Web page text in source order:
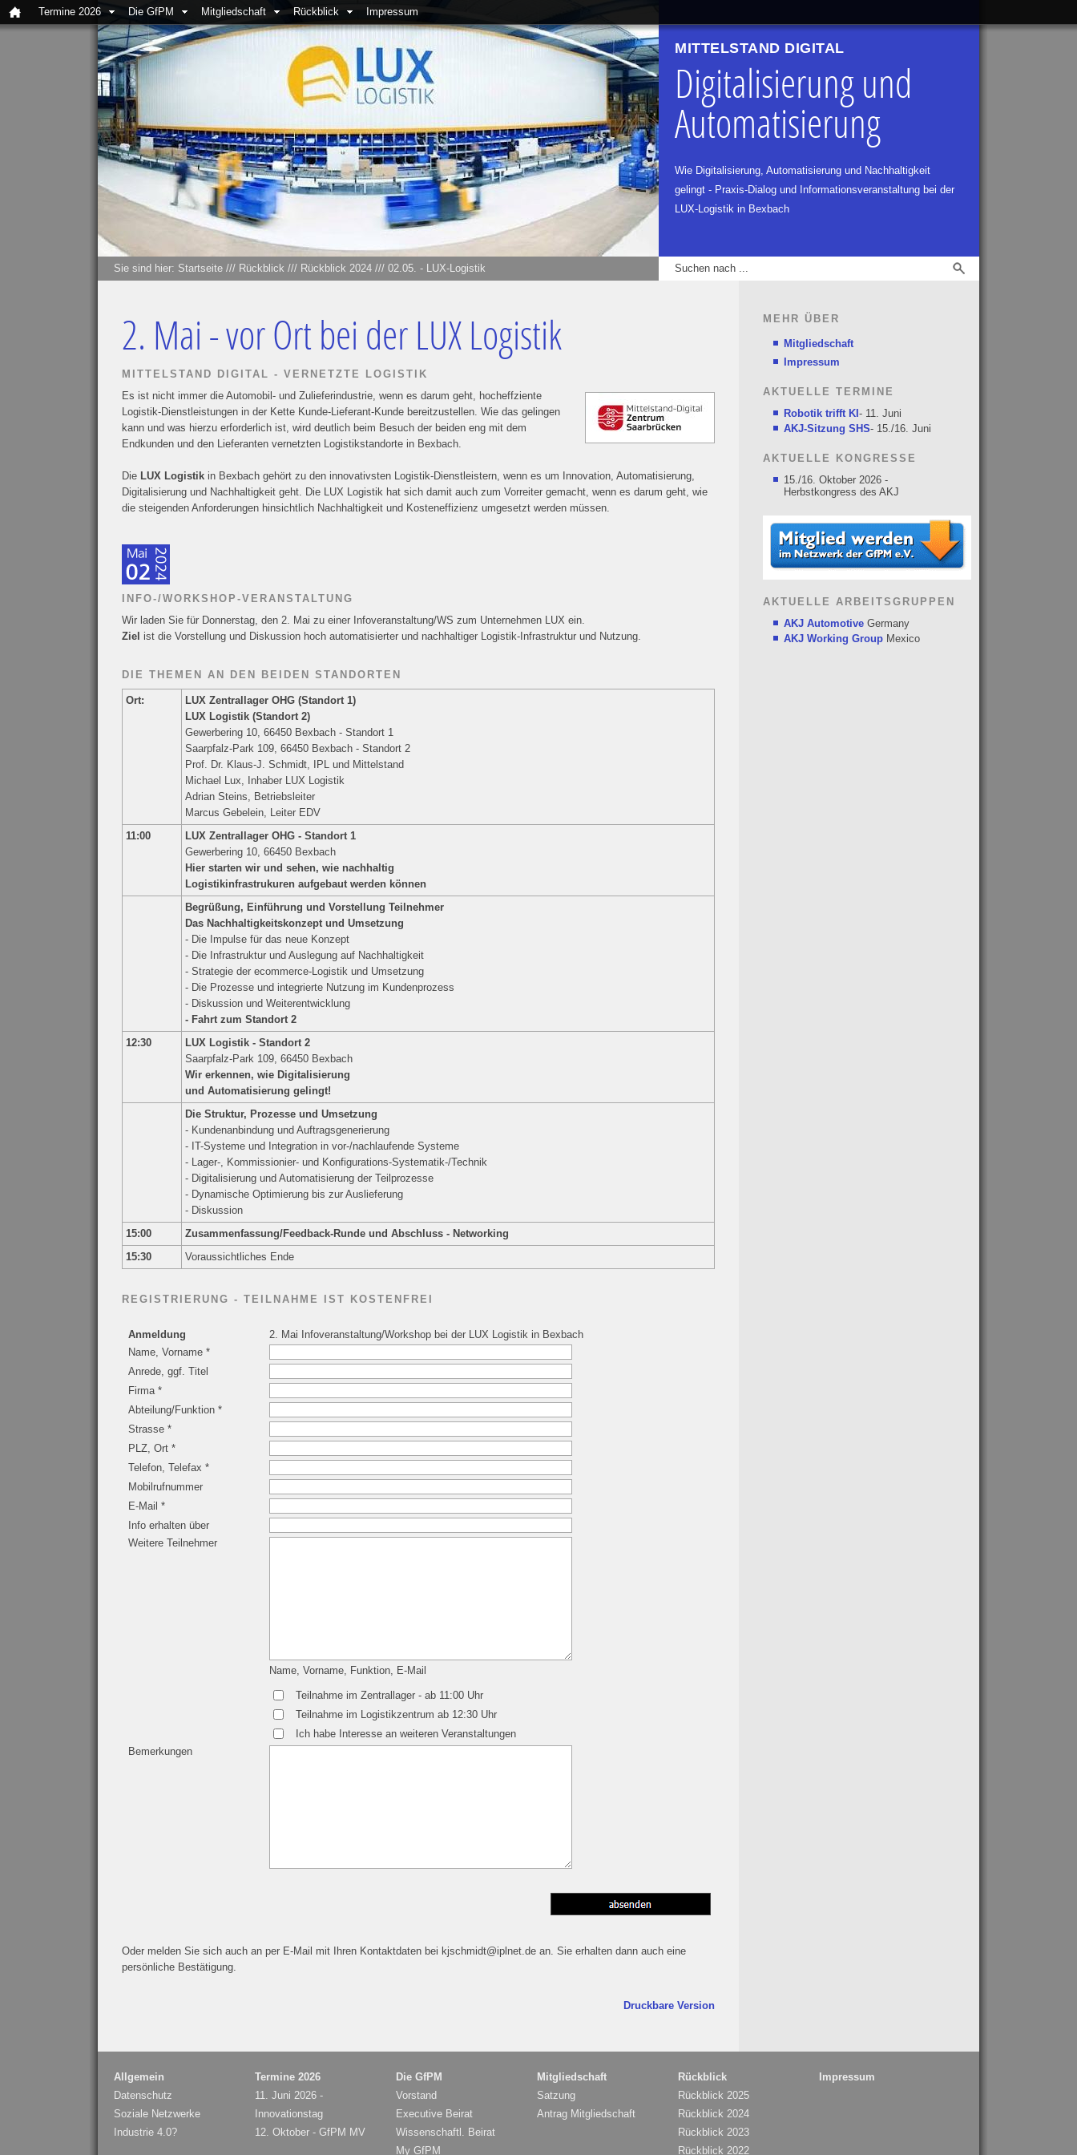
Termine 2026 Die GfPM Mitgliedschaft Rückblick Impressum
MITTELSTAND DIGITAL
Digitalisierung und
Automatisierung
Wie Digitalisierung, Automatisierung und Nachhaltigkeit
gelingt - Praxis-Dialog und Informationsveranstaltung bei der
LUX-Logistik in Bexbach
Sie sind hier: Startseite /// Rückblick /// Rückblick 2024 /// 02.05. - LUX-Logistik
2. Mai - vor Ort bei der LUX Logistik
MITTELSTAND DIGITAL - VERNETZTE LOGISTIK
Es ist nicht immer die Automobil- und Zulieferindustrie, wenn es darum geht, hocheffziente
Logistik-Dienstleistungen in der Kette Kunde-Lieferant-Kunde bereitzustellen. Wie das gelingen
kann und was hierzu erforderlich ist, wird deutlich beim Besuch der beiden eng mit dem
Endkunden und den Lieferanten vernetzten Logistikstandorte in Bexbach.
Die LUX Logistik in Bexbach gehört zu den innovativsten Logistik-Dienstleistern, wenn es um Innovation, Automatisierung,
Digitalisierung und Nachhaltigkeit geht. Die LUX Logistik hat sich damit auch zum Vorreiter gemacht, wenn es darum geht, wie
die steigenden Anforderungen hinsichtlich Nachhaltigkeit und Kosteneffizienz umgesetzt werden müssen.
INFO-/WORKSHOP-VERANSTALTUNG
Wir laden Sie für Donnerstag, den 2. Mai zu einer Infoveranstaltung/WS zum Unternehmen LUX ein.
Ziel ist die Vorstellung und Diskussion hoch automatisierter und nachhaltiger Logistik-Infrastruktur und Nutzung.
DIE THEMEN AN DEN BEIDEN STANDORTEN
Ort:
LUX Zentrallager OHG (Standort 1)
LUX Logistik (Standort 2)
Gewerbering 10, 66450 Bexbach - Standort 1
Saarpfalz-Park 109, 66450 Bexbach - Standort 2
Prof. Dr. Klaus-J. Schmidt, IPL und Mittelstand
Michael Lux, Inhaber LUX Logistik
Adrian Steins, Betriebsleiter
Marcus Gebelein, Leiter EDV
11:00
LUX Zentrallager OHG - Standort 1
Gewerbering 10, 66450 Bexbach
Hier starten wir und sehen, wie nachhaltig
Logistikinfrastrukuren aufgebaut werden können
Begrüßung, Einführung und Vorstellung Teilnehmer
Das Nachhaltigkeitskonzept und Umsetzung
- Die Impulse für das neue Konzept
- Die Infrastruktur und Auslegung auf Nachhaltigkeit
- Strategie der ecommerce-Logistik und Umsetzung
- Die Prozesse und integrierte Nutzung im Kundenprozess
- Diskussion und Weiterentwicklung
- Fahrt zum Standort 2
12:30
LUX Logistik - Standort 2
Saarpfalz-Park 109, 66450 Bexbach
Wir erkennen, wie Digitalisierung
und Automatisierung gelingt!
Die Struktur, Prozesse und Umsetzung
- Kundenanbindung und Auftragsgenerierung
- IT-Systeme und Integration in vor-/nachlaufende Systeme
- Lager-, Kommissionier- und Konfigurations-Systematik-/Technik
- Digitalisierung und Automatisierung der Teilprozesse
- Dynamische Optimierung bis zur Auslieferung
- Diskussion
15:00
Zusammenfassung/Feedback-Runde und Abschluss - Networking
15:30
Voraussichtliches Ende
REGISTRIERUNG - TEILNAHME IST KOSTENFREI
Anmeldung
2. Mai Infoveranstaltung/Workshop bei der LUX Logistik in Bexbach
Name, Vorname *
Anrede, ggf. Titel
Firma *
Abteilung/Funktion *
Strasse *
PLZ, Ort *
Telefon, Telefax *
Mobilrufnummer
E-Mail *
Info erhalten über
Weitere Teilnehmer
Name, Vorname, Funktion, E-Mail
Teilnahme im Zentrallager - ab 11:00 Uhr
Teilnahme im Logistikzentrum ab 12:30 Uhr
Ich habe Interesse an weiteren Veranstaltungen
Bemerkungen
Oder melden Sie sich auch an per E-Mail mit Ihren Kontaktdaten bei kjschmidt@iplnet.de an. Sie erhalten dann auch eine
persönliche Bestätigung.
Druckbare Version
MEHR ÜBER
Mitgliedschaft
Impressum
AKTUELLE TERMINE
Robotik trifft KI - 11. Juni
AKJ-Sitzung SHS- 15./16. Juni
AKTUELLE KONGRESSE
15./16. Oktober 2026 -
Herbstkongress des AKJ
AKTUELLE ARBEITSGRUPPEN
AKJ Automotive Germany
AKJ Working Group Mexico
Allgemein
Datenschutz
Soziale Netzwerke
Industrie 4.0?
Termine 2026
11. Juni 2026 -
Innovationstag
12. Oktober - GfPM MV
Die GfPM
Vorstand
Executive Beirat
Wissenschaftl. Beirat
My GfPM
Mitgliedschaft
Satzung
Antrag Mitgliedschaft
Rückblick
Rückblick 2025
Rückblick 2024
Rückblick 2023
Rückblick 2022
Impressum